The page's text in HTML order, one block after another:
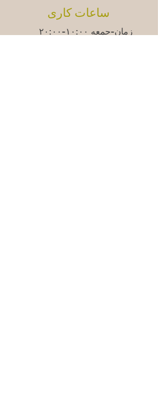
ساعات کاری
زمان-جمعه ۱۰:۰۰-۲۰:۰۰